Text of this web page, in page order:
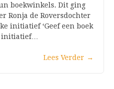
boekwinkels. Dit ging
Ronja de Roversdochter
initiatief ‘Geef een boek
initiatief…
Lees Verder →